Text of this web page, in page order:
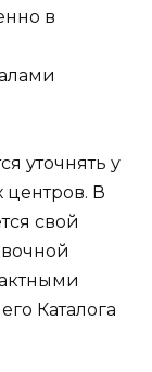
в
уточнять у
центров. В
свой
Каталога